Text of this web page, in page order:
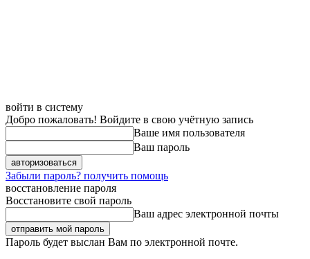
войти в систему
Добро пожаловать! Войдите в свою учётную запись
Ваше имя пользователя
Ваш пароль
Забыли пароль? получить помощь
восстановление пароля
Восстановите свой пароль
Ваш адрес электронной почты
Пароль будет выслан Вам по электронной почте.